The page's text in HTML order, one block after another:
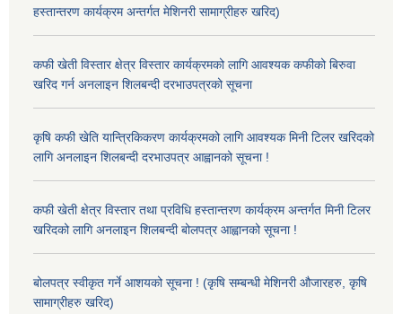
हस्तान्तरण कार्यक्रम अन्तर्गत मेशिनरी सामाग्रीहरु खरिद)
कफी खेती विस्तार क्षेत्र विस्तार कार्यक्रमको लागि आवश्यक कफीको बिरुवा
खरिद गर्न अनलाइन शिलबन्दी दरभाउपत्रको सूचना
कृषि कफी खेति यान्त्रिकिकरण कार्यक्रमको लागि आवश्यक मिनी टिलर खरिदको
लागि अनलाइन शिलबन्दी दरभाउपत्र आह्वानको सूचना !
कफी खेती क्षेत्र विस्तार तथा प्रविधि हस्तान्तरण कार्यक्रम अन्तर्गत मिनी टिलर
खरिदको लागि अनलाइन शिलबन्दी बोलपत्र आह्वानको सूचना !
बोलपत्र स्वीकृत गर्ने आशयको सूचना ! (कृषि सम्बन्धी मेशिनरी औजारहरु, कृषि
सामाग्रीहरु खरिद)